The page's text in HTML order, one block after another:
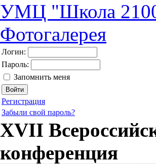
УМЦ "Школа
Фотогалерея
Логин:
Пароль:
Запомнить меня
Регистрация
Забыли свой пароль?
XVII
конференция